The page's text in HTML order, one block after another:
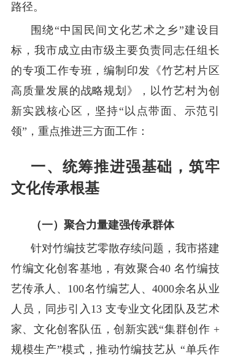
路径。
围绕“中国民间文化艺术之乡”建设目
标，我市成立由市级主要负责同志任组长
的专项工作专班，编制印发《竹艺村片区
高质量发展的战略规划》，以竹艺村为创
新实践核心区，坚持“以点带面、示范引
领”，重点推进三方面工作：
一、统筹推进强基础，筑牢
文化传承根基
（一）聚合力量建强传承群体
针对竹编技艺零散存续问题，我市搭建
竹编文化创客基地，有效聚合40 名竹编技
艺传承人、100名竹编艺人、4000余名从业
人员，同步引入13 支专业文化团队及艺术
家、文化创客队伍，创新实践“集群创作 +
规模生产”模式，推动竹编技艺从 “单兵作